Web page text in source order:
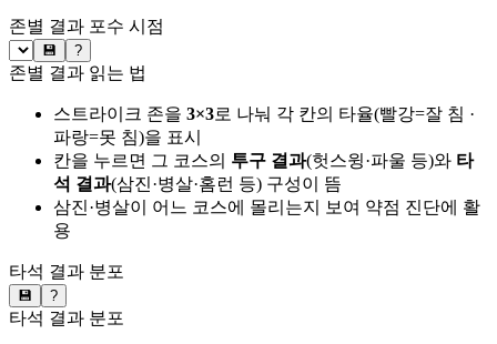
존별 결과 포수 시점
💾 ?
존별 결과 읽는 법
스트라이크 존을 3×3로 나눠 각 칸의 타율(빨강=잘 침 ·
파랑=못 침)을 표시
칸을 누르면 그 코스의 투구 결과(헛스윙·파울 등)와 타
석 결과(삼진·병살·홈런 등) 구성이 뜸
삼진·병살이 어느 코스에 몰리는지 보여 약점 진단에 활
용
타석 결과 분포
💾 ?
타석 결과 분포